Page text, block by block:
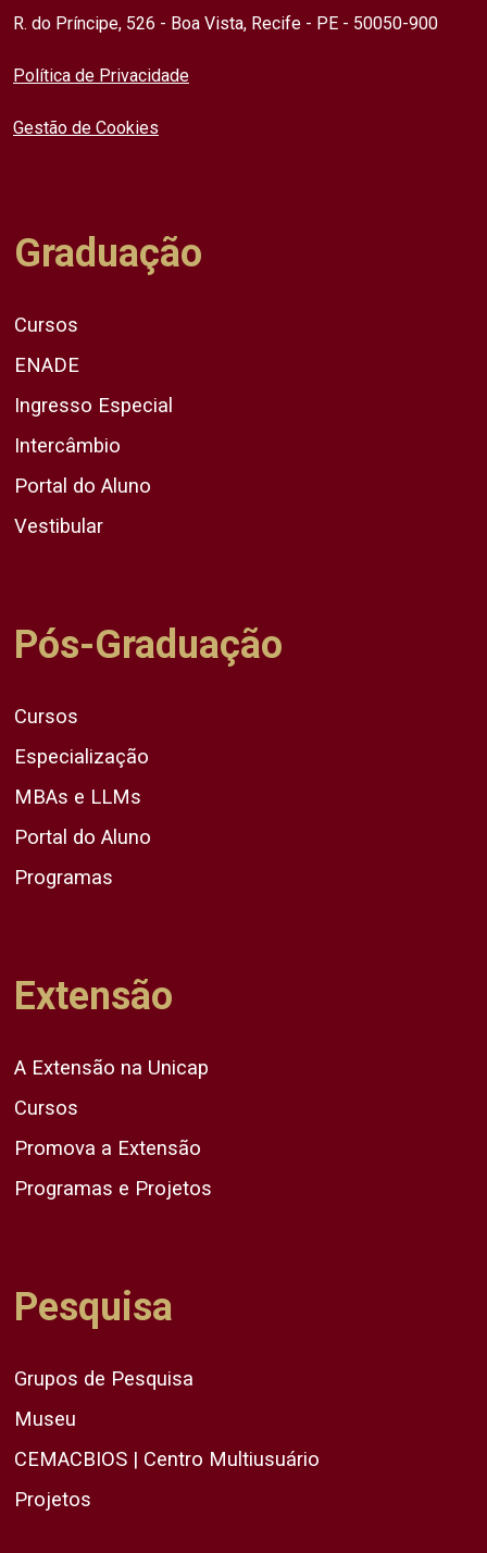
R. do Príncipe, 526 - Boa Vista, Recife - PE - 50050-900
Política de Privacidade
Gestão de Cookies
Graduação
Cursos
ENADE
Ingresso Especial
Intercâmbio
Portal do Aluno
Vestibular
Pós-Graduação
Cursos
Especialização
MBAs e LLMs
Portal do Aluno
Programas
Extensão
A Extensão na Unicap
Cursos
Promova a Extensão
Programas e Projetos
Pesquisa
Grupos de Pesquisa
Museu
CEMACBIOS | Centro Multiusuário
Projetos